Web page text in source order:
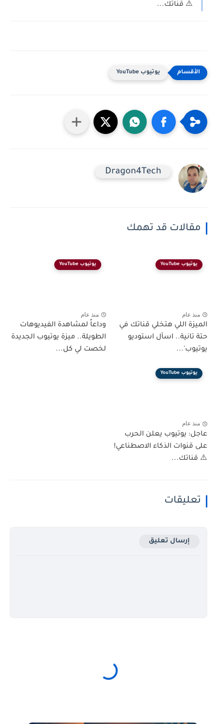
⚠️ قناتك...
يوتيوب YouTube
Dragon4Tech
مقالات قد تهمك
يوتيوب YouTube
منذ عام
الميزة اللي هتخلي قناتك في
حتة تانية.. اسأل استوديو
يوتيوب'...
يوتيوب YouTube
منذ عام
وداعاً لمشاهدة الفيديوهات
الطويلة.. ميزة يوتيوب الجديدة
لخصت لي كل...
يوتيوب YouTube
منذ عام
عاجل: يوتيوب يعلن الحرب
على قنوات الذكاء الاصطناعي!
⚠️ قناتك...
تعليقات
إرسال تعليق